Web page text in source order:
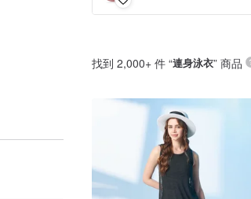
找到 2,000+ 件 “連身泳衣” 商品